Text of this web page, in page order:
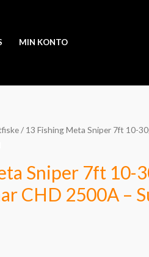
MIN KONTO
/ 13 Fishing Meta Sniper 7ft 10-
Sniper 7ft 10-
CHD 2500A –